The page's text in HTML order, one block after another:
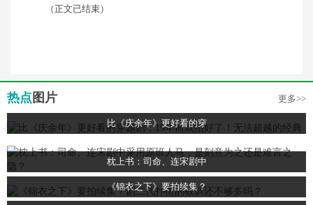
（正文已结束）
热点 图片 更多>>
比《庆余年》更好看的穿
枕上书：司命、连宋剧中
《锦衣之下》要拍续集？